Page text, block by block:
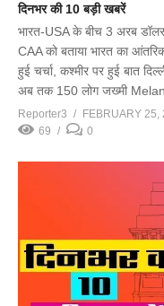
दिनभर की 10 बड़ी खबरें
भारत-USA के बीच 3 अरब
CAA को बताया भारत का
हुई चर्चा, कश्मीर पर हुई बात
अब तक 150 लोग जख्मी
Reporter3
FEBRUARY 25,
69
0